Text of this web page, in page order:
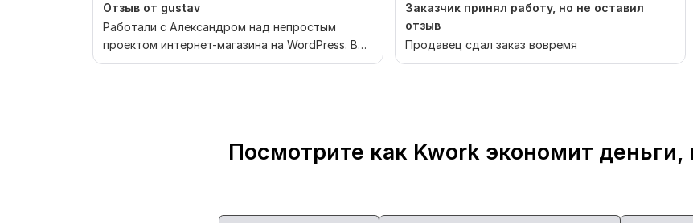
Отзыв от gustav
Работали с Александром над непростым
проектом интернет-магазина на WordPress. В
процессе работы у...
Заказчик принял работу, но не оставил
отзыв
Продавец сдал заказ вовремя
Посмотрите как Kwork экономит